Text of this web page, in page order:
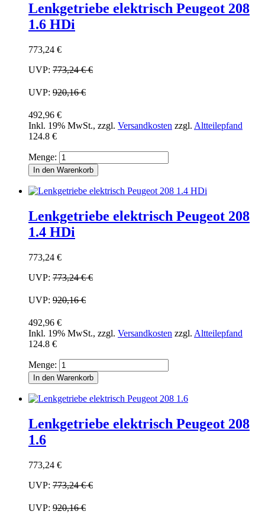
Lenkgetriebe elektrisch Peugeot 208
1.6 HDi
773,24 €
UVP: 773,24 €€
UVP: 920,16 €
492,96 €
Inkl. 19% MwSt., zzgl. Versandkosten zzgl. Altteilepfand
124.8 €
Menge:
In den Warenkorb
Lenkgetriebe elektrisch Peugeot 208
1.4 HDi
773,24 €
UVP: 773,24 €€
UVP: 920,16 €
492,96 €
Inkl. 19% MwSt., zzgl. Versandkosten zzgl. Altteilepfand
124.8 €
Menge:
In den Warenkorb
Lenkgetriebe elektrisch Peugeot 208
1.6
773,24 €
UVP: 773,24 €€
UVP: 920,16 €